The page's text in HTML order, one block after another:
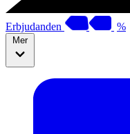
Erbjudanden %
Mer